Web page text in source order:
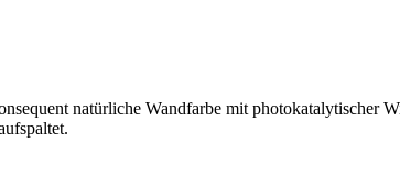
natürliche Wandfarbe mit